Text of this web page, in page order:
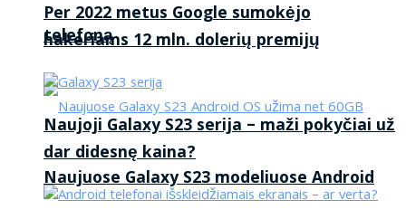
telefoną
Naujuose Galaxy S23 modeliuose Android
Per 2022 metus Google sumokėjo
hakeriams 12 mln. dolerių premijų
Naujoji Galaxy S23 serija – maži pokyčiai už
dar didesnę kaina?